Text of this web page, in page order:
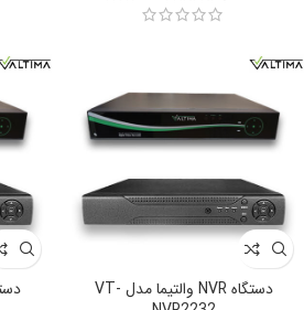
دستگاه NVR والتیما مدل VT-